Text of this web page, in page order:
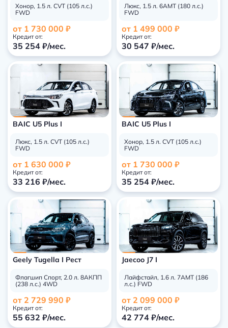
Хонор, 1.5 л. CVT (105 л.с.)
FWD
от 1 730 000 ₽
Кредит от:
35 254 ₽/мес.
Люкс, 1.5 л. 6АМТ (180 л.с.)
FWD
от 1 499 000 ₽
Кредит от:
30 547 ₽/мес.
BAIC U5 Plus I
Люкс, 1.5 л. CVT (105 л.с.)
FWD
от 1 630 000 ₽
Кредит от:
33 216 ₽/мес.
BAIC U5 Plus I
Хонор, 1.5 л. CVT (105 л.с.)
FWD
от 1 730 000 ₽
Кредит от:
35 254 ₽/мес.
Geely Tugella I Рест
Флагшип Спорт, 2.0 л. 8АКПП
(238 л.с.) 4WD
от 2 729 990 ₽
Кредит от:
55 632 ₽/мес.
Jaecoo J7 I
Лайфстайл, 1.6 л. 7AMT (186
л.с.) FWD
от 2 099 000 ₽
Кредит от:
42 774 ₽/мес.